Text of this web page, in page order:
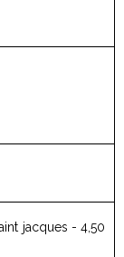
jacques - 4,50